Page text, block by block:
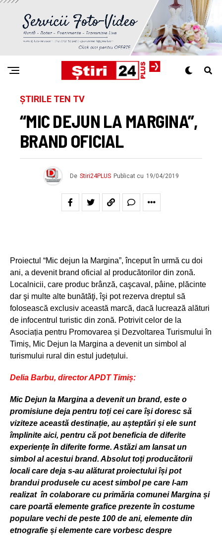
ȘTIRILE TEN TV
“MIC DEJUN LA MARGINA”,
BRAND OFICIAL
De Stiri24PLUS Publicat cu 19/04/2019
Proiectul “Mic dejun la Margina”, început în urmă cu doi
ani, a devenit brand oficial al producătorilor din zonă.
Localnicii, care produc brânză, caşcaval, pâine, plăcinte
dar şi multe alte bunătăţi, îşi pot rezerva dreptul să
folosească exclusiv această marcă, dacă lucrează alături
de infocentrul turistic din zonă. Potrivit celor de la
Asociația pentru Promovarea și Dezvoltarea Turismului în
Timiș, Mic Dejun la Margina a devenit un simbol al
turismului rural din estul județului.
Delia Barbu, director APDT Timiș:
Mic Dejun la Margina a devenit un brand, este o
promisiune deja pentru toți cei care își doresc să
viziteze această destinație, au așteptări și ele sunt
împlinite aici, pentru că pot beneficia de diferite
experiențe în diferite forme. Astăzi am lansat un
simbol al acestui brand. Absolut toți producătorii
locali care deja s-au alăturat proiectului își pot
brandui produsele cu acest simbol pe care l-am
realizat în colaborare cu primăria comunei Margina și
care poartă elemente grafice prezente în costume
populare vechi de peste 100 de ani, elemente din
etnografie și elemente care vorbesc despre